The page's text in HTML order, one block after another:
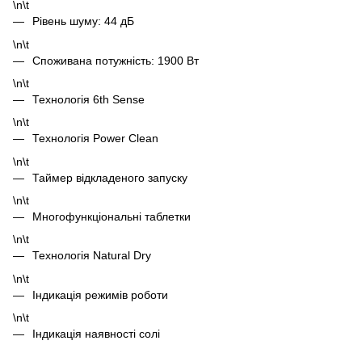
\n\t
Рівень шуму: 44 дБ
\n\t
Споживана потужність: 1900 Вт
\n\t
Технологія 6th Sense
\n\t
Технологія Power Clean
\n\t
Таймер відкладеного запуску
\n\t
Многофункціональні таблетки
\n\t
Технологія Natural Dry
\n\t
Індикація режимів роботи
\n\t
Індикація наявності солі